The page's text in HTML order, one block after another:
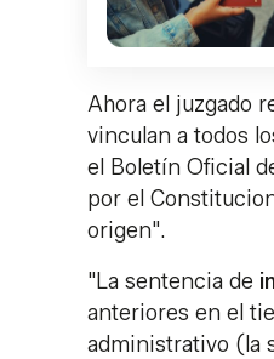
Ahora el juzgado
vinculan a todos
el Boletín Oficial
por el
origen".
"La sentencia de
anteriores en el
administrativo (la